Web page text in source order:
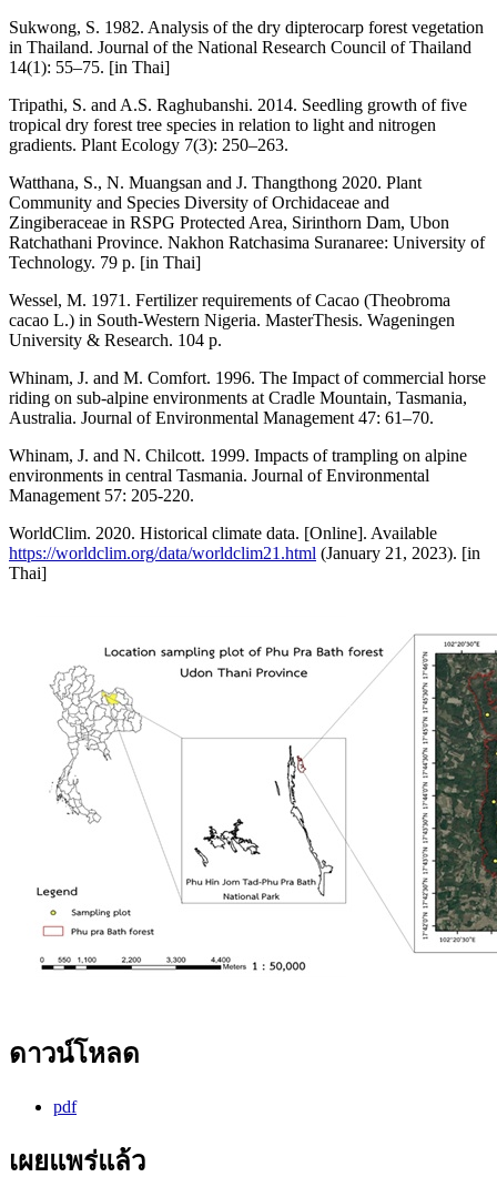
Sukwong, S. 1982. Analysis of the dry dipterocarp forest vegetation
in Thailand. Journal of the National Research Council of Thailand
14(1): 55–75. [in Thai]
Tripathi, S. and A.S. Raghubanshi. 2014. Seedling growth of five
tropical dry forest tree species in relation to light and nitrogen
gradients. Plant Ecology 7(3): 250–263.
Watthana, S., N. Muangsan and J. Thangthong 2020. Plant
Community and Species Diversity of Orchidaceae and
Zingiberaceae in RSPG Protected Area, Sirinthorn Dam, Ubon
Ratchathani Province. Nakhon Ratchasima Suranaree: University of
Technology. 79 p. [in Thai]
Wessel, M. 1971. Fertilizer requirements of Cacao (Theobroma
cacao L.) in South-Western Nigeria. MasterThesis. Wageningen
University & Research. 104 p.
Whinam, J. and M. Comfort. 1996. The Impact of commercial horse
riding on sub-alpine environments at Cradle Mountain, Tasmania,
Australia. Journal of Environmental Management 47: 61–70.
Whinam, J. and N. Chilcott. 1999. Impacts of trampling on alpine
environments in central Tasmania. Journal of Environmental
Management 57: 205-220.
WorldClim. 2020. Historical climate data. [Online]. Available
https://worldclim.org/data/worldclim21.html (January 21, 2023). [in
Thai]
ดาวน์โหลด
pdf
เผยแพร่แล้ว